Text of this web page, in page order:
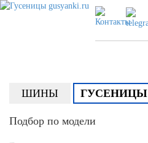
ШИНЫ ГУСЕНИЦЫ
Подбор по модели